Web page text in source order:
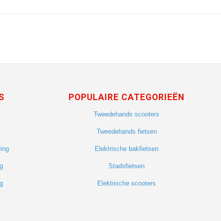
POPULAIRE CATEGORIEËN
Tweedehands scooters
Tweedehands fietsen
Elektrische bakfietsen
Stadsfietsen
Elektrische scooters